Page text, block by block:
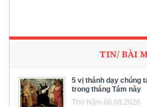
TIN/ BÀI
5 vị thánh dạy chúng
trong tháng Tám này
Thứ Năm 06.08.2026